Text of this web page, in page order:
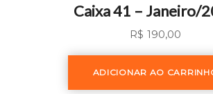
Caixa 41 – Janeiro/
R$ 190,00
ADICIONAR AO